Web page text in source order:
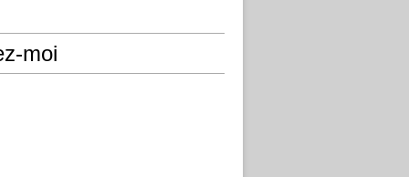
moi